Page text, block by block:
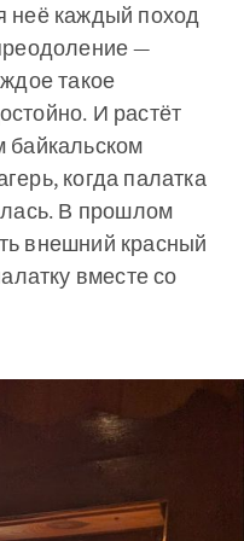
неё каждый поход
—
такое
И растёт
байкальском
когда палатка
В прошлом
внешний красный
вместе со